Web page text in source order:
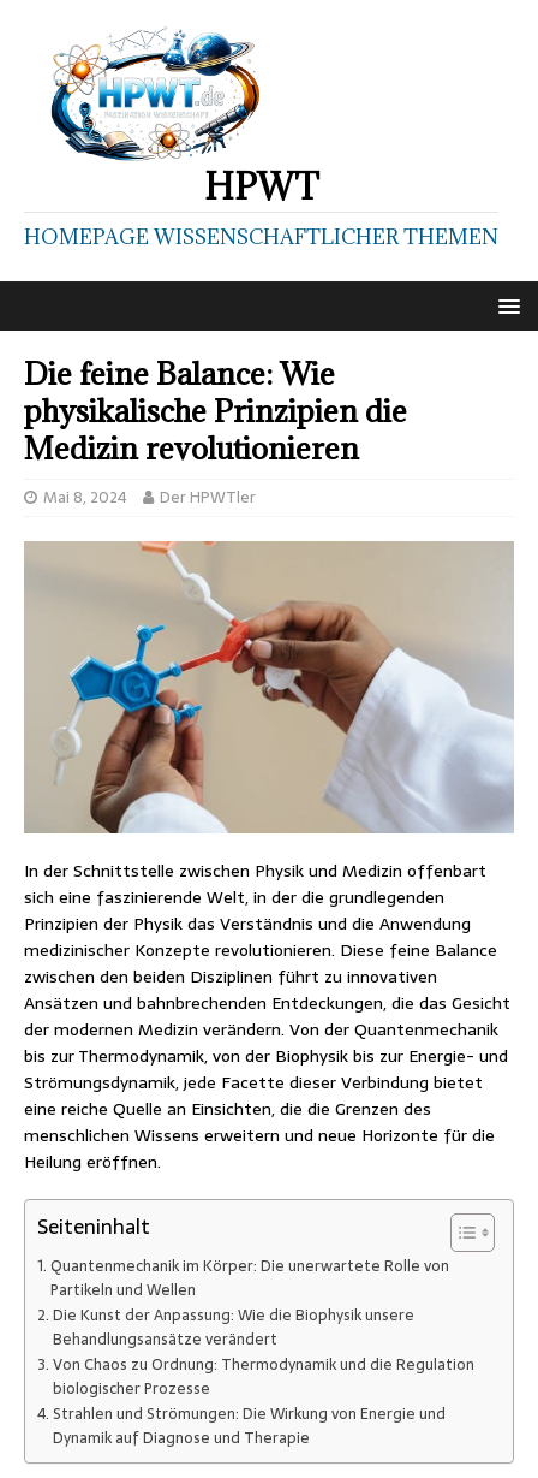
HPWT
HOMEPAGE WISSENSCHAFTLICHER THEMEN
Die feine Balance: Wie
physikalische Prinzipien die
Medizin revolutionieren
Mai 8, 2024 Der HPWTler
In der Schnittstelle zwischen Physik und Medizin offenbart
sich eine faszinierende Welt, in der die grundlegenden
Prinzipien der Physik das Verständnis und die Anwendung
medizinischer Konzepte revolutionieren. Diese feine Balance
zwischen den beiden Disziplinen führt zu innovativen
Ansätzen und bahnbrechenden Entdeckungen, die das Gesicht
der modernen Medizin verändern. Von der Quantenmechanik
bis zur Thermodynamik, von der Biophysik bis zur Energie- und
Strömungsdynamik, jede Facette dieser Verbindung bietet
eine reiche Quelle an Einsichten, die die Grenzen des
menschlichen Wissens erweitern und neue Horizonte für die
Heilung eröffnen.
Seiteninhalt
Quantenmechanik im Körper: Die unerwartete Rolle von
Partikeln und Wellen
Die Kunst der Anpassung: Wie die Biophysik unsere
Behandlungsansätze verändert
Von Chaos zu Ordnung: Thermodynamik und die Regulation
biologischer Prozesse
Strahlen und Strömungen: Die Wirkung von Energie und
Dynamik auf Diagnose und Therapie